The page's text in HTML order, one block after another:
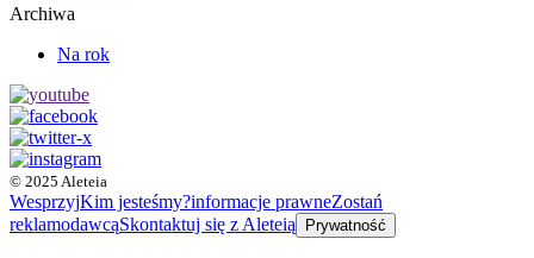
Archiwa
Na rok
© 2025 Aleteia
WesprzyjKim jesteśmy?informacje prawneZostań
reklamodawcąSkontaktuj się z Aleteią Prywatność